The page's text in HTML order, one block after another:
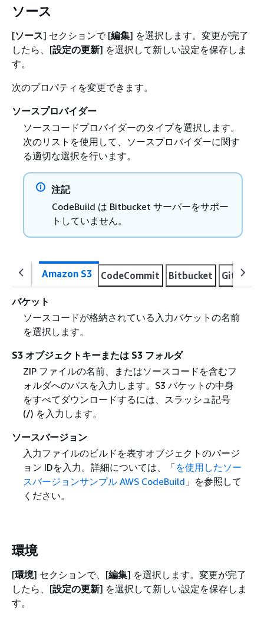
ソース
[ソース] セクションで [編集] を選択します。変更が完了
したら、[設定の更新] を選択して新しい設定を保存しま
す。
次のプロパティを変更できます。
ソースプロバイダー
ソースコードプロバイダーのタイプを選択します。
次のリストを使用して、ソースプロバイダーに関す
る適切な選択を行います。
注記
CodeBuild は Bitbucket サーバーをサポー
トしていません。
Amazon S3 CodeCommit Bitbucket GitHub
バケット
ソースコードが格納されている入力バケットの名前
を選択します。
S3 オブジェクトキーまたは S3 フォルダ
ZIP ファイルの名前、またはソースコードを含むフ
ォルダへのパスを入力します。S3 バケットの中身
をすべてダウンロードするには、スラッシュ記号
(/) を入力します。
ソースバージョン
入力ファイルのビルドを表すオブジェクトのバージ
ョン IDを入力。詳細については、「を使用したソー
スバージョンサンプル AWS CodeBuild 」を参照して
ください。
環境
[環境] セクションで、[編集] を選択します。変更が完了
したら、[設定の更新] を選択して新しい設定を保存しま
す。